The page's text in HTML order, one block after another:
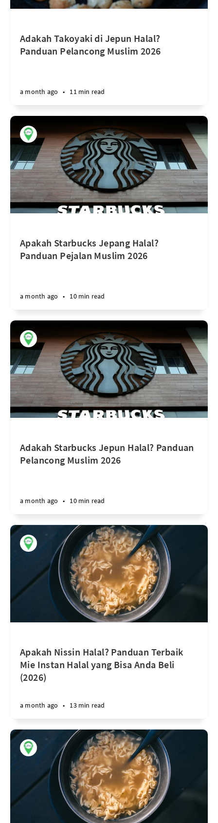
Adakah Takoyaki di Jepun Halal?
Panduan Pelancong Muslim 2026
a month ago • 11 min read
Apakah Starbucks Jepang Halal?
Panduan Pejalan Muslim 2026
a month ago • 10 min read
Adakah Starbucks Jepun Halal? Panduan
Pelancong Muslim 2026
a month ago • 10 min read
Apakah Nissin Halal? Panduan Terbaik
Mie Instan Halal yang Bisa Anda Beli
(2026)
a month ago • 13 min read